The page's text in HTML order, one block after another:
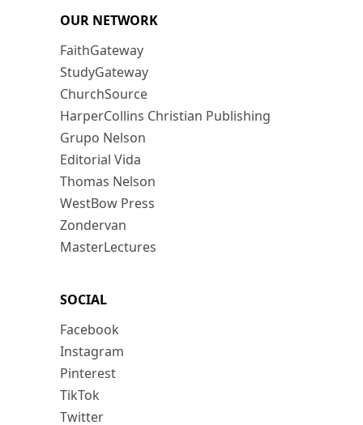
OUR NETWORK
FaithGateway
StudyGateway
ChurchSource
HarperCollins Christian Publishing
Grupo Nelson
Editorial Vida
Thomas Nelson
WestBow Press
Zondervan
MasterLectures
SOCIAL
Facebook
Instagram
Pinterest
TikTok
Twitter